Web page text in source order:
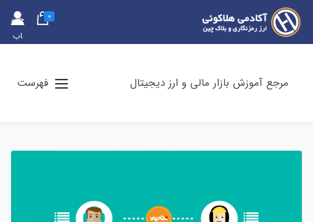
حس
اب
0
مرجع آموزش بازار مالی و ارز دیجیتال فهرست